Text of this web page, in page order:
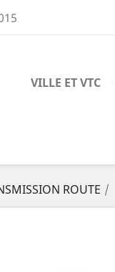
VILLE ET VTC
ROUTE